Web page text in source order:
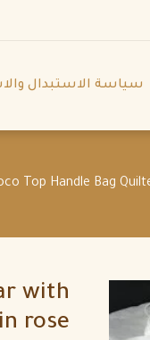
سياسة الاستبدال
with
rose